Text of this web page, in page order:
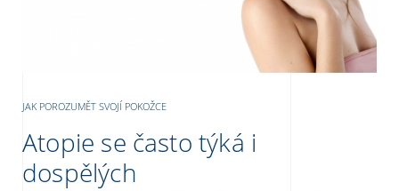
JAK POROZUMĚT SVOJÍ POKOŽCE
Atopie se často týká i
dospělých